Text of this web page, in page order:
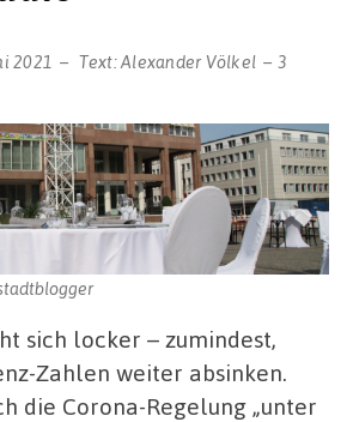
2021 Text:Alexander Völkel
3
sich locker – zumindest,
Zahlen weiter absinken.
die Corona-Regelung „unter